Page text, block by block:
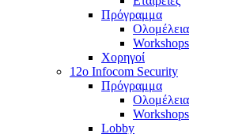
Πρόγραμμα
Ολομέλεια
Workshops
Χορηγοί
12o Infocom Security
Πρόγραμμα
Ολομέλεια
Workshops
Lobby